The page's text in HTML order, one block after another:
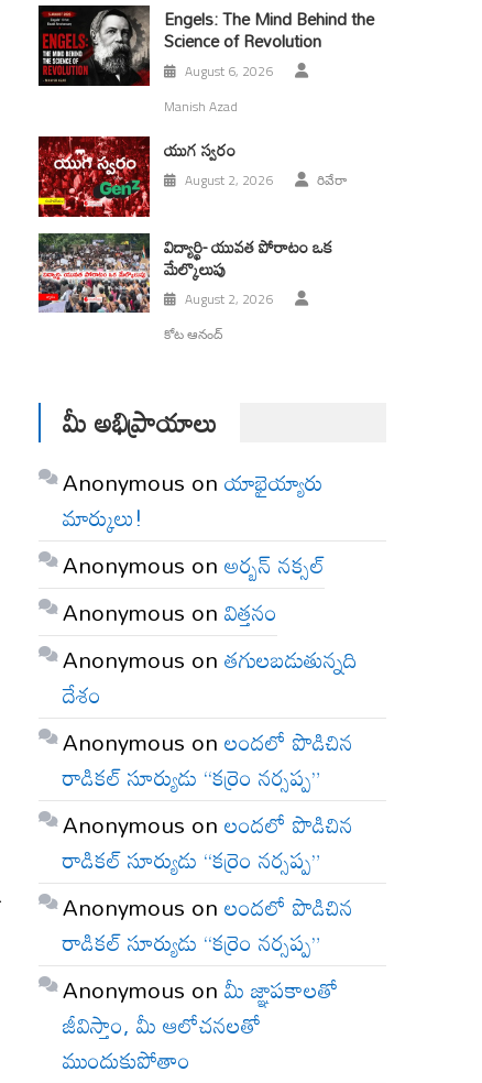
Engels: The Mind Behind the
Science of Revolution
August 6, 2026
Manish Azad
యుగ స్వ‌రం
August 2, 2026 రివేరా
విద్యార్థి- యువత పోరాటం ఒక
మేల్కొలుపు
August 2, 2026
కోట ఆనంద్
మీ అభిప్రాయాలు
Anonymous onయాభైయ్యారు
మార్కులు!
Anonymous onఅర్బన్ నక్సల్
Anonymous onవిత్తనం
Anonymous onతగులబడుతున్నది
దేశం
Anonymous onలందలో పొడిచిన
రాడికల్ సూర్యుడు “కర్రెం నర్సప్ప”
Anonymous onలందలో పొడిచిన
రాడికల్ సూర్యుడు “కర్రెం నర్సప్ప”
Anonymous onలందలో పొడిచిన
రాడికల్ సూర్యుడు “కర్రెం నర్సప్ప”
Anonymous onమీ జ్ఞాపకాలతో
జీవిస్తాం, మీ ఆలోచనలతో
ముందుకుపోతాం